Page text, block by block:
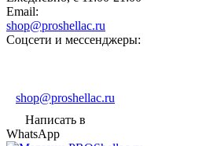
Email:
shop@proshellac.ru
Соцсети и мессенджеры:
shop@proshellac.ru
Написать в
WhatsApp